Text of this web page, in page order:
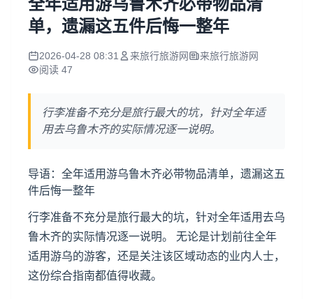
全年适用游乌鲁木齐必带物品清
单，遗漏这五件后悔一整年
2026-04-28 08:31 来旅行旅游网
来旅行旅游网
阅读 47
行李准备不充分是旅行最大的坑，针对全年适
用去乌鲁木齐的实际情况逐一说明。
导语：全年适用游乌鲁木齐必带物品清单，遗漏这五
件后悔一整年
行李准备不充分是旅行最大的坑，针对全年适用去乌
鲁木齐的实际情况逐一说明。 无论是计划前往全年
适用游乌的游客，还是关注该区域动态的业内人士，
这份综合指南都值得收藏。